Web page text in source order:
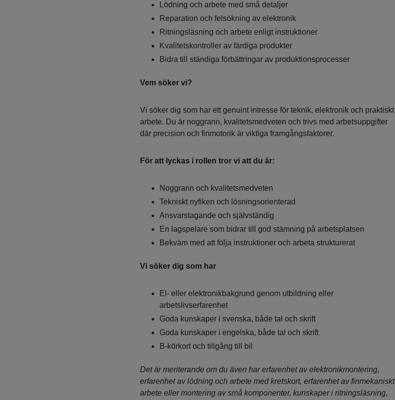
Lödning och arbete med små detaljer
Reparation och felsökning av elektronik
Ritningsläsning och arbete enligt instruktioner
Kvalitetskontroller av färdiga produkter
Bidra till ständiga förbättringar av produktionsprocesser
Vem söker vi?
Vi söker dig som har ett genuint intresse för teknik, elektronik och praktiskt
arbete. Du är noggrann, kvalitetsmedveten och trivs med arbetsuppgifter
där precision och finmotorik är viktiga framgångsfaktorer.
För att lyckas i rollen tror vi att du är:
Noggrann och kvalitetsmedveten
Tekniskt nyfiken och lösningsorienterad
Ansvarstagande och självständig
En lagspelare som bidrar till god stämning på arbetsplatsen
Bekväm med att följa instruktioner och arbeta strukturerat
Vi söker dig som har
El- eller elektronikbakgrund genom utbildning eller
arbetslivserfarenhet
Goda kunskaper i svenska, både tal och skrift
Goda kunskaper i engelska, både tal och skrift
B-körkort och tillgång till bil
Det är meriterande om du även har erfarenhet av elektronikmontering,
erfarenhet av lödning och arbete med kretskort, erfarenhet av finmekaniskt
arbete eller montering av små komponenter, kunskaper i ritningsläsning,